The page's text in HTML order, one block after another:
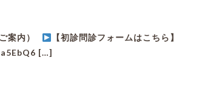
案内）
【初診問診フォームはこちら】
[…]